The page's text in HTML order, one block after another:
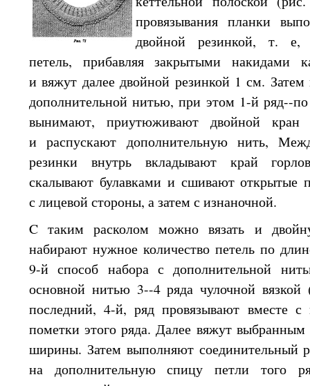
провязывания планки
двойной резинкой, т. е,
петель, прибавляя закрытыми накидами
и вяжут далее двойной резинкой 1 см. Затем
дополнительной нитью, при этом 1-й ряд--
вынимают, приутюживают двойной кран
и распускают дополнительную нить,
резинки внутрь вкладывают край
скалывают булавками и сшиваютоткрытые
с лицевойстороны, а затем с изнаночной.
C таким расколом можно вязать и
набирают нужное количество петель по
9-й способ набора с дополнительной
основной нитью 3--4 ряда чулочной вязкой
последний, 4-й, ряд провязывают вместе с
пометки этого ряда. Далее вяжут
ширины. Затем выполняют соединительный
на дополнительнуюспицу петли того